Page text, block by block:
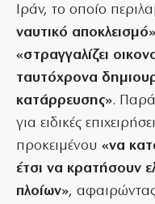
Ιράν, το οποίο
ναυτικό αποκλεισμό»
«στραγγαλίζει
ταυτόχρονα
κατάρρευσης».
για ειδικές
προκειμένου «να
έτσι να κρατήσουν
πλοίων»,